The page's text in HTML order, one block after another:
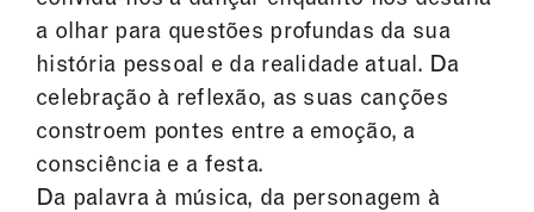
a olhar para questões profundas da sua
história pessoal e da realidade atual. Da
celebração à reflexão, as suas canções
constroem pontes entre a emoção, a
consciência e a festa.
Da palavra à música, da personagem à